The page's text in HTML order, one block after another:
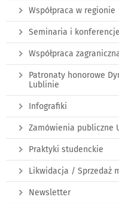
Współpraca w regionie
Seminaria i konferencje
Współpraca
Patronaty honorowe
Lublinie
Infografiki
Zamówienia publiczne
Praktyki studenckie
Likwidacja / Sprzedaż
Newsletter